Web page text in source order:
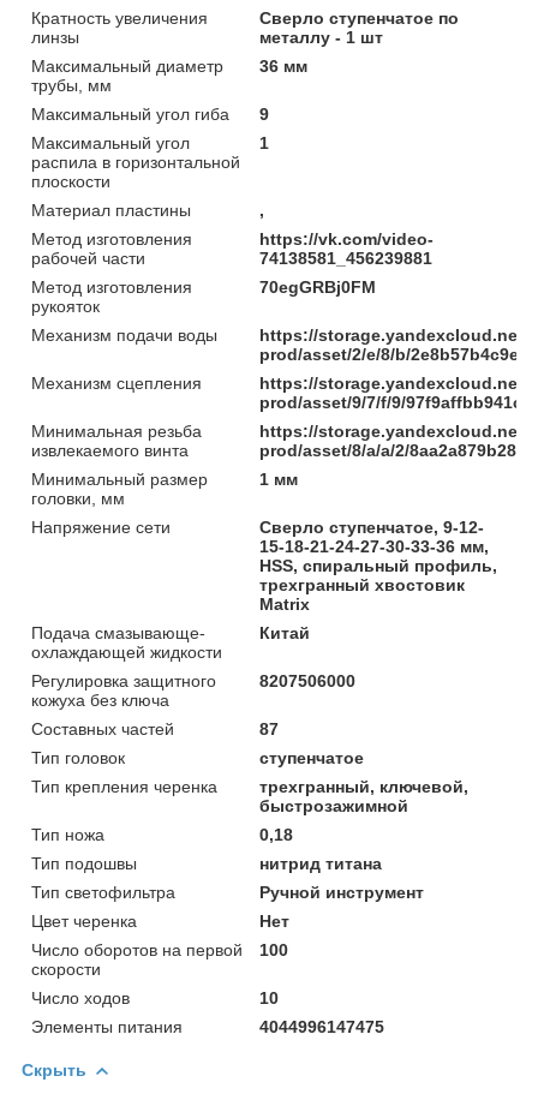
Кратность увеличения
линзы
Сверло ступенчатое по
металлу - 1 шт
Максимальный диаметр
трубы, мм
36 мм
Максимальный угол гиба
9
Максимальный угол
распила в горизонтальной
плоскости
1
Материал пластины
,
Метод изготовления
рабочей части
https://vk.com/video-
74138581_456239881
Метод изготовления
рукояток
70egGRBj0FM
Механизм подачи воды
https://storage.yandexcloud.net/
prod/asset/2/e/8/b/
Механизм сцепления
https://storage.yandexcloud.net/
prod/asset/9/7/f/9/
Минимальная резьба
извлекаемого винта
https://storage.yandexcloud.net/
prod/asset/8/a/a/2/
Минимальный размер
головки, мм
1 мм
Напряжение сети
Сверло ступенчатое, 9-12-
15-18-21-24-27-30-33-36 мм,
HSS, спиральный профиль,
трехгранный хвостовик
Matrix
Подача смазывающе-
охлаждающей жидкости
Китай
Регулировка защитного
кожуха без ключа
8207506000
Составных частей
87
Тип головок
ступенчатое
Тип крепления черенка
трехгранный, ключевой,
быстрозажимной
Тип ножа
0,18
Тип подошвы
нитрид титана
Тип светофильтра
Ручной инструмент
Цвет черенка
Нет
Число оборотов на первой
скорости
100
Число ходов
10
Элементы питания
4044996147475
Скрыть